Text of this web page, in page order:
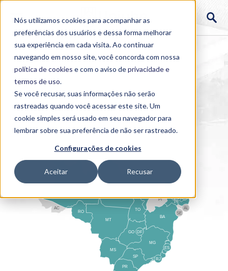
Nós utilizamos cookies para acompanhar as
preferências dos usuários e dessa forma melhorar
sua experiência em cada visita. Ao continuar
navegando em nosso site, você concorda com nossa
política de cookies e com o aviso deprivacidade e
termos de uso.
Se você recusar, suas informações não serão
rastreadas quando você acessar este site. Um
cookie simples será usado em seu navegador para
lembrar sobre sua preferência de não ser rastreado.
Configurações de cookies
Aceitar Recusar
Home > Polos EAD
TO
BA
SE
PE
AL
PI
RR
AC
RO
MT
MS
GO
PR
SP
MG
RJ
ES
DF